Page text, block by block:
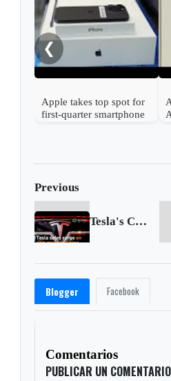
❮
Apple takes top spot for
first-quarter smartphone
Previous
Tesla's China-made vehicle sales surge 29% in May
Blogger Facebook
Comentarios
PUBLICAR UN COMENTARIO